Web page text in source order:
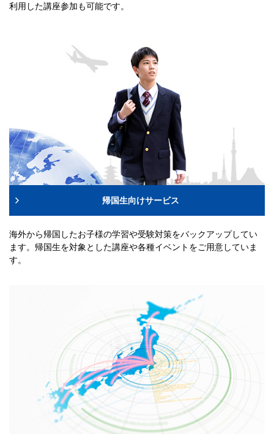
利用した講座参加も可能です。
帰国生向けサービス
海外から帰国したお子様の学習や受験対策をバックアップしてい
ます。帰国生を対象とした講座や各種イベントをご用意していま
す。